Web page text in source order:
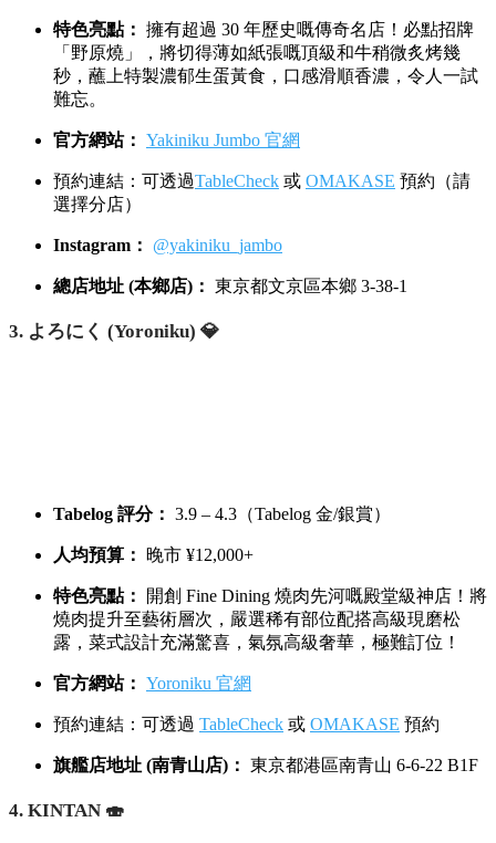
特色亮點： 擁有超過 30 年歷史嘅傳奇名店！必點招牌
「野原燒」，將切得薄如紙張嘅頂級和牛稍微炙烤幾
秒，蘸上特製濃郁生蛋黃食，口感滑順香濃，令人一試
難忘。
官方網站： Yakiniku Jumbo 官網
預約連結：可透過TableCheck 或 OMAKASE 預約（請
選擇分店）
Instagram： @yakiniku_jambo
總店地址 (本鄉店)： 東京都文京區本鄉 3-38-1
3. よろにく (Yoroniku) 💎
Tabelog 評分： 3.9 – 4.3（Tabelog 金/銀賞）
人均預算： 晚市 ¥12,000+
特色亮點：
開創 Fine Dining 燒肉先河嘅殿堂級神店！將
燒肉提升至藝術層次，嚴選稀有部位配搭高級現磨松
露，菜式設計充滿驚喜，氣氛高級奢華，極難訂位！
官方網站： Yoroniku 官網
預約連結：可透過 TableCheck 或 OMAKASE 預約
旗艦店地址 (南青山店)： 東京都港區南青山 6-6-22 B1F
4. KINTAN 🍣